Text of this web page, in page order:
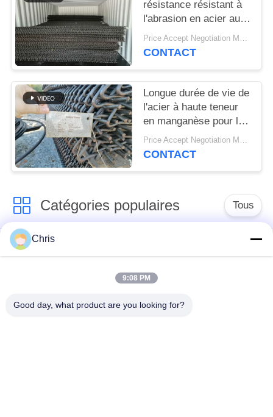
résistance résistant à
l'abrasion en acier au
manganèse pour les
applications de criblage
Price Accept Negotiation MOQ:10 pièces
CONTACT
Longue durée de vie de
l'acier à haute teneur
en manganèse pour les
usines de concassage
de pierre
Price Accept Negotiation MOQ:10 pièces
CONTACT
Catégories populaires Tous
matériel non tissé
Chris
9:08 PM
Good day, what product are you looking for?